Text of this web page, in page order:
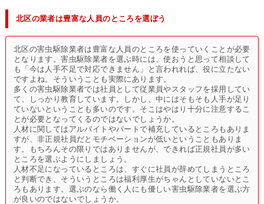
北区の業者は豊富な人員のところを選ぼう
北区の害虫駆除業者は豊富な人員のところを使っていくことが必要
となります。害虫駆除業者を選ぶ時には、使おうと思って相談して
も「今は人手不足で対応できません」と言われれば、役に立たない
ですよね。そういうことも実際にあります。
多くの害虫駆除業者では社員として従業員やスタッフを採用してい
て、しっかり教育しています。しかし、中にはそもそも人手が足り
ていないということも多いのです。そこはやはり十分に注意するこ
とが必要となってくるのではないでしょうか。
人材に関してはアルバイトやパートで補充しているところもありま
すが、非正規社員だとモチベーションが低いということもありま
す。もちろんその限りではありませんが、できれば正規社員が多い
ところを選ぶようにしましょう。
人材不足になっているところは、すぐに社員が辞めてしまうところ
と判断でき、そういうところは福利厚生がちゃんとしていないとこ
ろもあります。選ぶのなら働く人にも優しい害虫駆除業者を選ぶ方
が良いのではないでしょうか。